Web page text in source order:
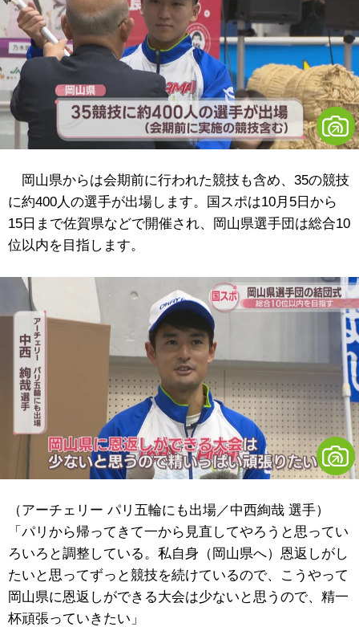
岡山県からは会期前に行われた競技も含め、35の競技
に約400人の選手が出場します。国スポは10月5日から
15日まで佐賀県などで開催され、岡山県選手団は総合10
位以内を目指します。
（アーチェリー パリ五輪にも出場／中西絢哉 選手）
「パリから帰ってきて一から見直してやろうと思ってい
ろいろと調整している。私自身（岡山県へ）恩返しがし
たいと思ってずっと競技を続けているので、こうやって
岡山県に恩返しができる大会は少ないと思うので、精一
杯頑張っていきたい」